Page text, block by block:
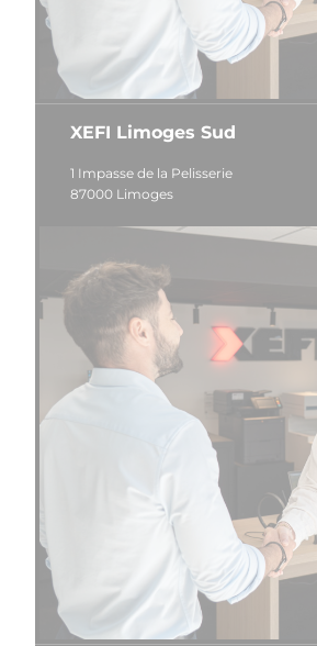
XEFI Limoges Sud
1 Impasse de la Pelisserie
87000 Limoges